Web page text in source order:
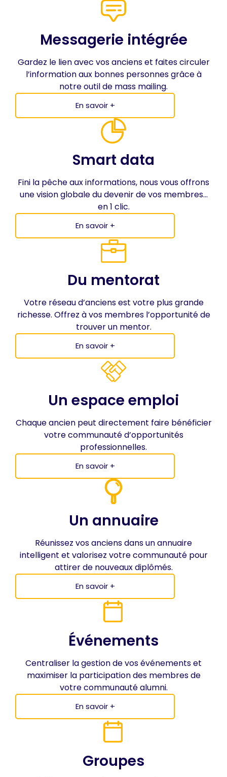
Messagerie intégrée
Gardez le lien avec vos anciens et faites circuler
l’information aux bonnes personnes grâce à
notre outil de mass mailing.
En savoir +
Smart data
Fini la pêche aux informations, nous vous offrons
une vision globale du devenir de vos membres...
en 1 clic.
En savoir +
Du mentorat
Votre réseau d’anciens est votre plus grande
richesse. Offrez à vos membres l’opportunité de
trouver un mentor.
En savoir +
Un espace emploi
Chaque ancien peut directement faire bénéficier
votre communauté d’opportunités
professionnelles.
En savoir +
Un annuaire
Réunissez vos anciens dans un annuaire
intelligent et valorisez votre communauté pour
attirer de nouveaux diplômés.
En savoir +
Événements
Centraliser la gestion de vos événements et
maximiser la participation des membres de
votre communauté alumni.
En savoir +
Groupes